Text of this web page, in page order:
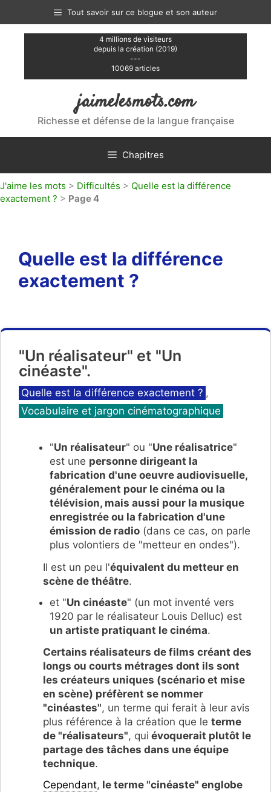
contenu
Tout savoir sur ce blogue et son auteur
4 millions de visiteurs
depuis la création (2019)
---
10069 articles
jaimelesmots.com
Richesse et défense de la langue française
Chapitres
J'aime les mots > Difficultés > Quelle est la différence
exactement ? > Page 4
Quelle est la différence
exactement ?
"Un réalisateur" et "Un
cinéaste".
Catégories
Quelle est la différence exactement ? ,
Vocabulaire et jargon cinématographique
"Un réalisateur" ou "Une réalisatrice"
est une personne dirigeant la
fabrication d'une oeuvre audiovisuelle,
généralement pour le cinéma ou la
télévision, mais aussi pour la musique
enregistrée ou la fabrication d'une
émission de radio (dans ce cas, on parle
plus volontiers de "metteur en ondes").
Il est un peu l'équivalent du metteur en
scène de théâtre.
et "Un cinéaste" (un mot inventé vers
1920 par le réalisateur Louis Delluc) est
un artiste pratiquant le cinéma.
Certains réalisateurs de films créant des
longs ou courts métrages dont ils sont
les créateurs uniques (scénario et mise
en scène) préfèrent se nommer
"cinéastes", un terme qui ferait à leur avis
plus référence à la création que le terme
de "réalisateurs", qui évoquerait plutôt le
partage des tâches dans une équipe
technique.
Cependant, le terme "cinéaste" englobe